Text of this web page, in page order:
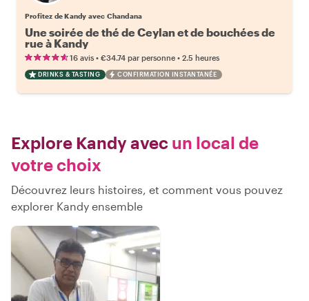
Profitez de Kandy avec Chandana
Une soirée de thé de Ceylan et de bouchées de
rue à Kandy
16 avis • €34.74 par personne • 2.5 heures
DRINKS & TASTING CONFIRMATION INSTANTANÉE
Explore Kandy avec un local de
votre choix
Découvrez leurs histoires, et comment vous pouvez
explorer Kandy ensemble